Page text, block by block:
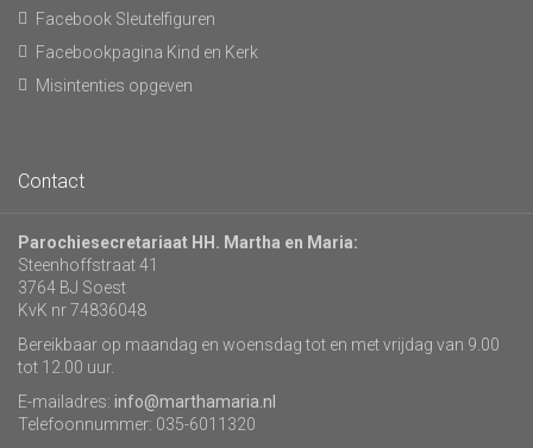
Facebook Sleutelfiguren
Facebookpagina Kind en Kerk
Misintenties opgeven
Contact
Parochiesecretariaat HH. Martha en Maria:
Steenhoffstraat 41
3764 BJ Soest
KvK nr 74836048
Bereikbaar op maandag en woensdag tot en met vrijdag van 9.00
tot 12.00 uur.
E-mailadres: info@marthamaria.nl
Telefoonnummer: 035-6011320